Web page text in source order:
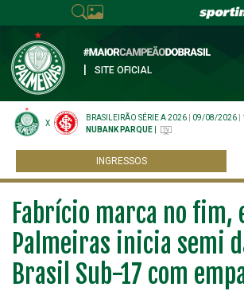
SITE OFICIAL
X
BRASILEIRÃO SÉRIE A 2026 09/08/2026
NUBANK PARQUE
INGRESSOS
Fabrício marca no fim,
Palmeiras inicia semi
Brasil Sub-17 com